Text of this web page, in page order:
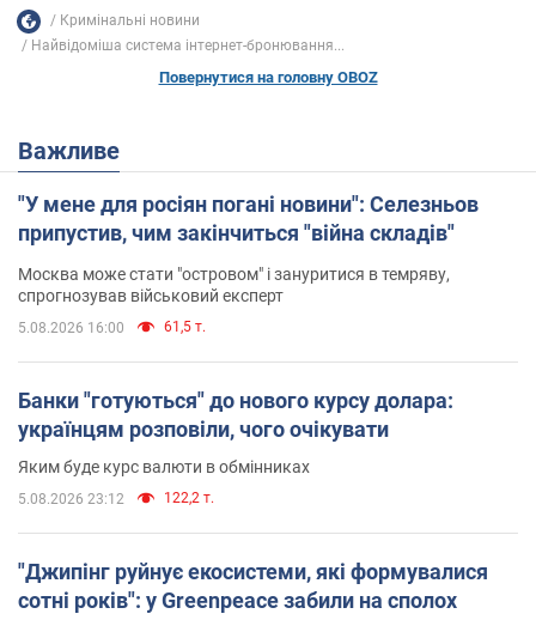
Кримінальні новини
Найвідоміша система інтернет-бронювання...
Повернутися на головну OBOZ
Важливе
"У мене для росіян погані новини": Селезньов
припустив, чим закінчиться "війна складів"
Москва може стати "островом" і зануритися в темряву,
спрогнозував військовий експерт
5.08.2026 16:00 61,5 т.
Банки "готуються" до нового курсу долара:
українцям розповіли, чого очікувати
Яким буде курс валюти в обмінниках
5.08.2026 23:12 122,2 т.
"Джипінг руйнує екосистеми, які формувалися
сотні років": у Greenpeace забили на сполох